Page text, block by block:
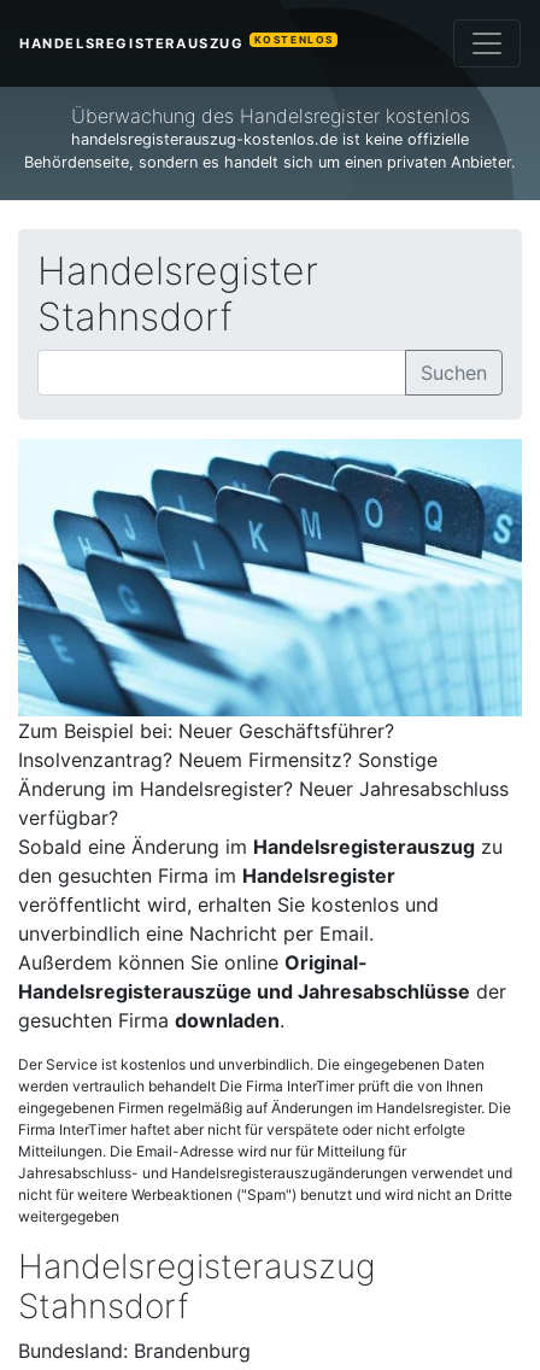
HANDELSREGISTERAUSZUG KOSTENLOS
Überwachung des Handelsregister kostenlos
handelsregisterauszug-kostenlos.de ist keine offizielle
Behördenseite, sondern es handelt sich um einen privaten Anbieter.
Handelsregister
Stahnsdorf
Suchen
Zum Beispiel bei: Neuer Geschäftsführer?
Insolvenzantrag? Neuem Firmensitz? Sonstige
Änderung im Handelsregister? Neuer Jahresabschluss
verfügbar?
Sobald eine Änderung im Handelsregisterauszug zu
den gesuchten Firma im Handelsregister
veröffentlicht wird, erhalten Sie kostenlos und
unverbindlich eine Nachricht per Email.
Außerdem können Sie online Original-
Handelsregisterauszüge und Jahresabschlüsse der
gesuchten Firma downladen.
Der Service ist kostenlos und unverbindlich. Die eingegebenen Daten
werden vertraulich behandelt Die Firma InterTimer prüft die von Ihnen
eingegebenen Firmen regelmäßig auf Änderungen im Handelsregister. Die
Firma InterTimer haftet aber nicht für verspätete oder nicht erfolgte
Mitteilungen. Die Email-Adresse wird nur für Mitteilung für
Jahresabschluss- und Handelsregisterauszugänderungen verwendet und
nicht für weitere Werbeaktionen ("Spam") benutzt und wird nicht an Dritte
weitergegeben
Handelsregisterauszug
Stahnsdorf
Bundesland: Brandenburg